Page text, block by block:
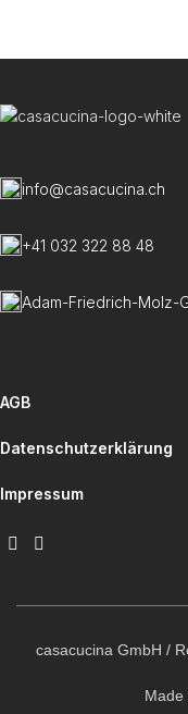
info@casacucina.ch
+41 032 322 88 48
Adam-Friedrich-Molz-
AGB
Datenschutzerklärung
Impressum
casacucina GmbH /
Made